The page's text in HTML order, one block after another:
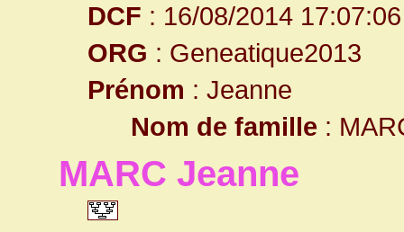
DCF : 16/08/2014 17:07:06
ORG : Geneatique2013
Prénom : Jeanne
Nom de famille :
MARC Jeanne